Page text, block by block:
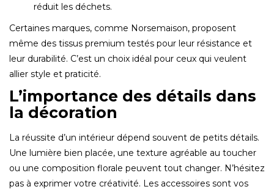
réduit les déchets.
Certaines marques, comme Norsemaison, proposent
même des tissus premium testés pour leur résistance et
leur durabilité. C’est un choix idéal pour ceux qui veulent
allier style et praticité.
L’importance des détails dans
la décoration
La réussite d’un intérieur dépend souvent de petits détails.
Une lumière bien placée, une texture agréable au toucher
ou une composition florale peuvent tout changer. N’hésitez
pas à exprimer votre créativité. Les accessoires sont vos